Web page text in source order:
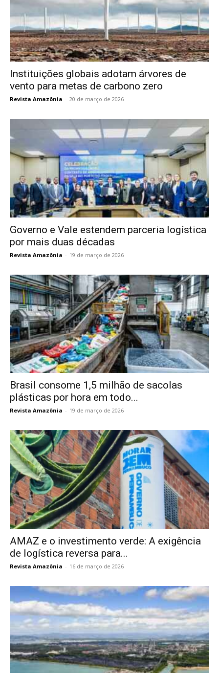
Instituições globais adotam árvores de
vento para metas de carbono zero
Revista Amazônia - 20 de março de 2026
Governo e Vale estendem parceria logística
por mais duas décadas
Revista Amazônia - 19 de março de 2026
Brasil consome 1,5 milhão de sacolas
plásticas por hora em todo...
Revista Amazônia - 19 de março de 2026
AMAZ e o investimento verde: A exigência
de logística reversa para...
Revista Amazônia - 16 de março de 2026